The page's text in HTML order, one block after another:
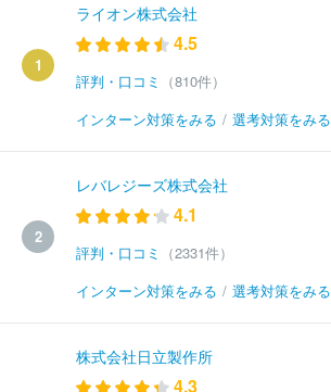
1
ライオン株式会社
4.5
評判・口コミ
（810件）
インターン対策をみる / 選考対策をみる
2
レバレジーズ株式会社
4.1
評判・口コミ
（2331件）
インターン対策をみる / 選考対策をみる
株式会社日立製作所
4.3